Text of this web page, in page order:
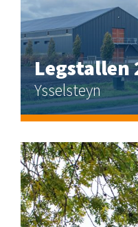
Legstallen
Ysselsteyn